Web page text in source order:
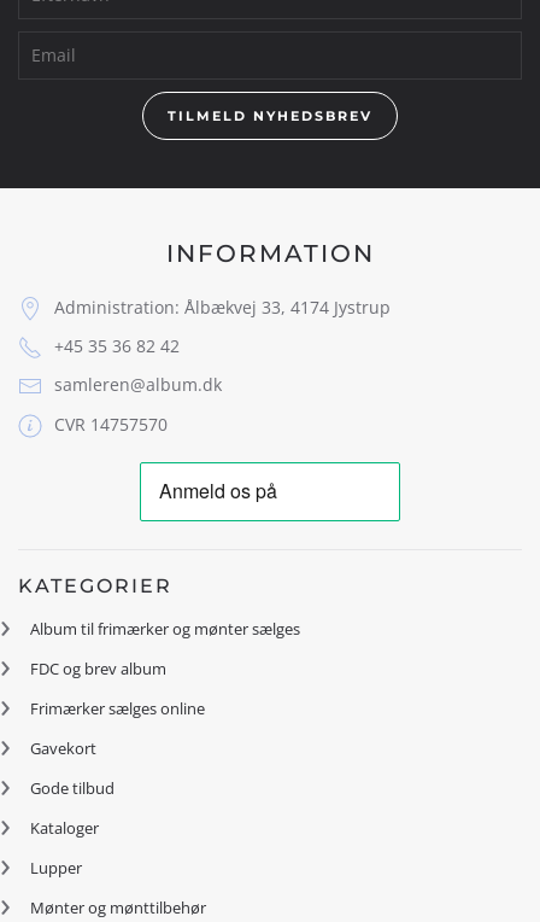
TILMELD NYHEDSBREV
INFORMATION
Administration: Ålbækvej 33, 4174 Jystrup
+45 35 36 82 42
samleren@album.dk
CVR 14757570
KATEGORIER
Album til frimærker og mønter sælges
FDC og brev album
Frimærker sælges online
Gavekort
Gode tilbud
Kataloger
Lupper
Mønter og mønttilbehør